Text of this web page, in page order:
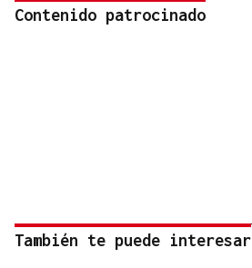
Contenido patrocinado
También te puede interesar